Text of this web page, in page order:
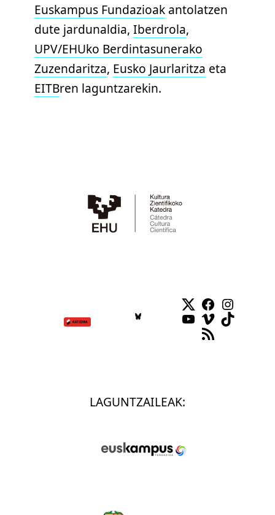
Euskampus Fundazioak antolatzen
dute jardunaldia, Iberdrola,
UPV/EHUko Berdintasunerako
Zuzendaritza, Eusko Jaurlaritza eta
EITBren laguntzarekin.
Twitter
Facebook
YouTube
VimeoTikTok
RSS Feed
LAGUNTZAILEAK: